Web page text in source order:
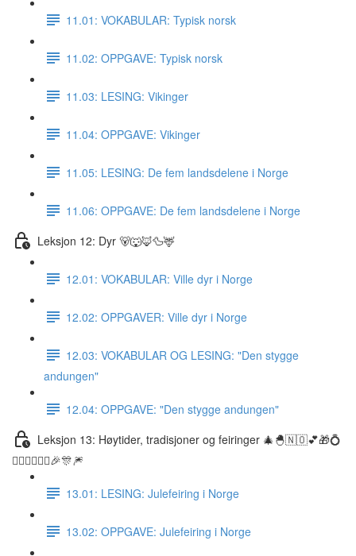
11.01: VOKABULAR: Typisk norsk
11.02: OPPGAVE: Typisk norsk
11.03: LESING: Vikinger
11.04: OPPGAVE: Vikinger
11.05: LESING: De fem landsdelene i Norge
11.06: OPPGAVE: De fem landsdelene i Norge
Leksjon 12: Dyr 🐻🐺🦊🦆🦌
12.01: VOKABULAR: Ville dyr i Norge
12.02: OPPGAVER: Ville dyr i Norge
12.03: VOKABULAR OG LESING: "Den stygge
andungen"
12.04: OPPGAVE: "Den stygge andungen"
Leksjon 13: Høytider, tradisjoner og feiringer 🎄🐣🇳🇴💕🎁💍
👰🏼‍♀️🤵🏽‍♂️🎉🎊🎆
13.01: LESING: Julefeiring i Norge
13.02: OPPGAVE: Julefeiring i Norge